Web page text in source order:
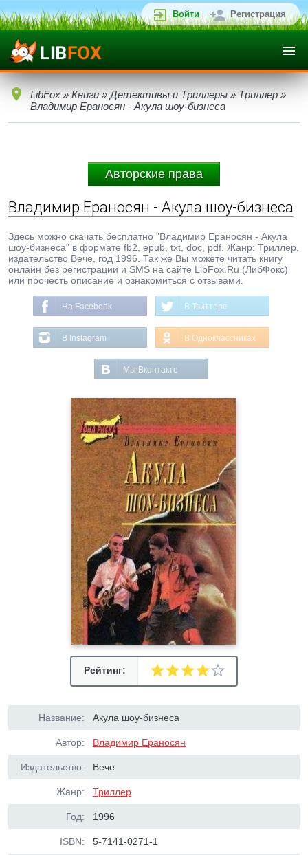
Войти Регистрация
LibFox » Книги » Детективы и Триллеры » Триллер »
Владимир Ераносян - Акула шоу-бизнеса
Авторские права
Владимир Ераносян - Акула шоу-бизнеса
Здесь можно скачать бесплатно "Владимир Ераносян - Акула
шоу-бизнеса" в формате fb2, epub, txt, doc, pdf. Жанр: Триллер,
издательство Вече, год 1996. Так же Вы можете читать книгу
онлайн без регистрации и SMS на сайте LibFox.Ru (ЛибФокс)
или прочесть описание и ознакомиться с отзывами.
На Facebook В Твиттере
В Instagram В Одноклассниках
Мы Вконтакте
Рейтинг:
Название: Акула шоу-бизнеса
Автор: Владимир Ераносян
Издательство: Вече
Жанр: Триллер
Год: 1996
ISBN: 5-7141-0271-1